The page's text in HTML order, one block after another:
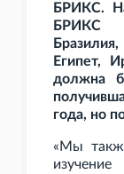
БРИКС.
БРИКС
Египет,
должна
года, но
«Мы